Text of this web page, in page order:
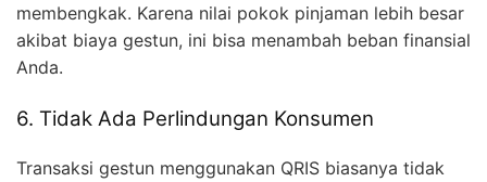
membengkak. Karena nilai pokok pinjaman lebih besar
akibat biaya gestun, ini bisa menambah beban finansial
Anda.
6. Tidak Ada Perlindungan Konsumen
Transaksi gestun menggunakan QRIS biasanya tidak